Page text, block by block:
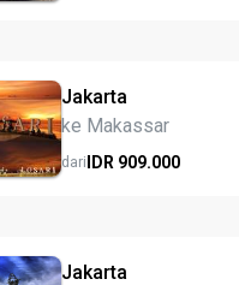
Jakarta
ke Makassar
dariIDR 909.000
Jakarta